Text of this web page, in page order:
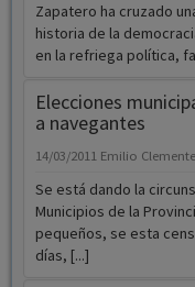
Zapatero ha cruzado
historia de la
en la refriega política,
Elecciones
a navegantes
14/03/2011 Emilio Clemente
Se está dando la
Municipios de la
pequeños, se esta
días, [...]